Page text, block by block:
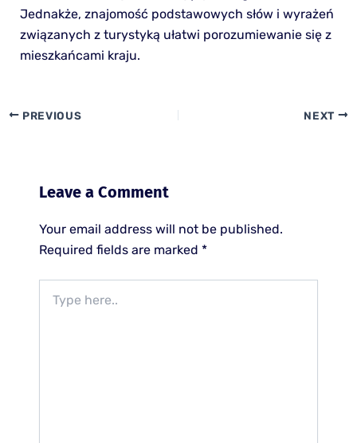
Jednakże, znajomość podstawowych słów i wyrażeń
związanych z turystyką ułatwi porozumiewanie się z
mieszkańcami kraju.
PREVIOUS NEXT
Leave a Comment
Your email address will not be published.
Required fields are marked *
here..